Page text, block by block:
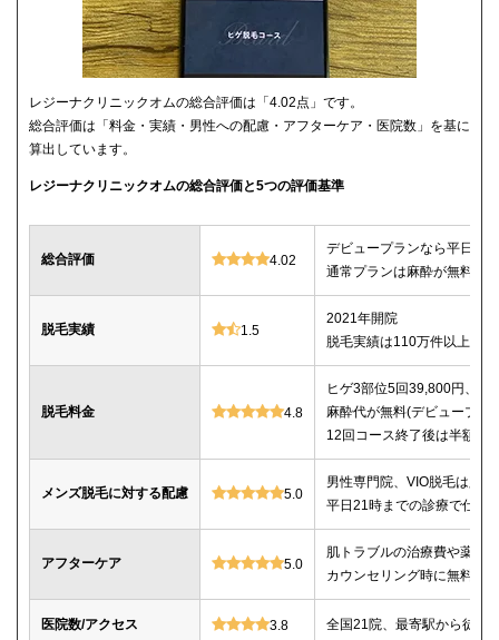
レジーナクリニックオムの総合評価は「4.02点」です。
総合評価は「料金・実績・男性への配慮・アフターケア・医院数」を基に
算出しています。
レジーナクリニックオムの総合評価と5つの評価基準
総合評価 4.02
デビュープランなら平日限
通常プランは麻酔が無料、
脱毛実績 1.5
2021年開院
脱毛実績は110万件以上
脱毛料金 4.8
ヒゲ3部位5回39,800円、ヒ
麻酔代が無料(デビュープラ
12回コース終了後は半額で
メンズ脱毛に対する配慮 5.0
男性専門院、VIO脱毛は必
平日21時までの診療で仕事
アフターケア 5.0
肌トラブルの治療費や薬代
カウンセリング時に無料で
医院数/アクセス 3.8 全国21院、最寄駅から徒歩